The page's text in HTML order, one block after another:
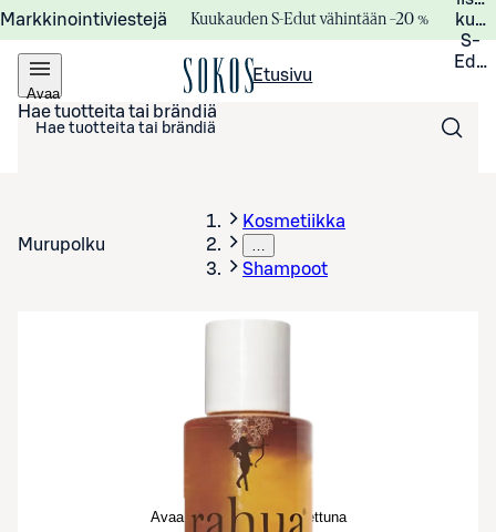
Markkinointiviestejä Kuukauden S-Edut vähintään –20 %
S-
Avaa
valikko
Etusivu
Hae tuotteita tai brändiä
Murupolku
Kosmetiikka
…
Shampoot
Avaa tuotekuva suurennettuna